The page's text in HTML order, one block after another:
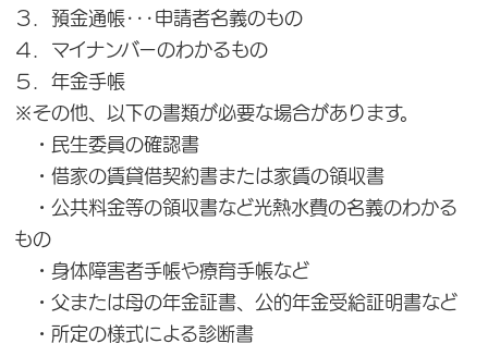
３．預金通帳･･･申請者名義のもの
４．マイナンバーのわかるもの
５．年金手帳
※その他、以下の書類が必要な場合があります。
・民生委員の確認書
・借家の賃貸借契約書または家賃の領収書
・公共料金等の領収書など光熱水費の名義のわかる
もの
・身体障害者手帳や療育手帳など
・父または母の年金証書、公的年金受給証明書など
・所定の様式による診断書